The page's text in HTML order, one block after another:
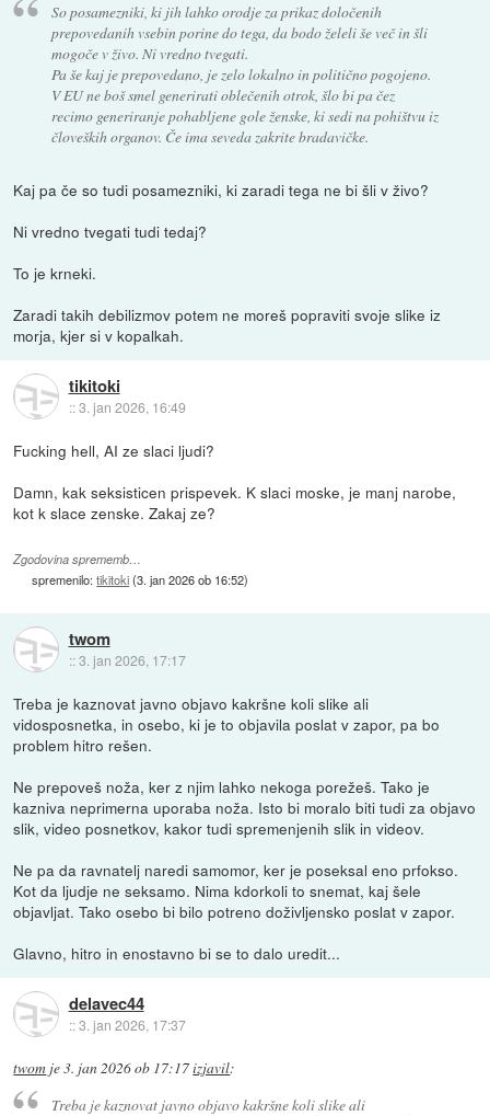
So posamezniki, ki jih lahko orodje za prikaz določenih
prepovedanih vsebin porine do tega, da bodo želeli še več in šli
mogoče v živo. Ni vredno tvegati.
Pa še kaj je prepovedano, je zelo lokalno in politično pogojeno.
V EU ne boš smel generirati oblečenih otrok, šlo bi pa čez
recimo generiranje pohabljene gole ženske, ki sedi na pohištvu iz
človeških organov. Če ima seveda zakrite bradavičke.
Kaj pa če so tudi posamezniki, ki zaradi tega ne bi šli v živo?
Ni vredno tvegati tudi tedaj?
To je krneki.
Zaradi takih debilizmov potem ne moreš popraviti svoje slike iz
morja, kjer si v kopalkah.
tikitoki
::3. jan 2026, 16:49
Fucking hell, AI ze slaci ljudi?
Damn, kak seksisticen prispevek. K slaci moske, je manj narobe,
kot k slace zenske. Zakaj ze?
Zgodovina sprememb…
spremenilo:tikitoki(3. jan 2026 ob 16:52)
twom
::3. jan 2026, 17:17
Treba je kaznovat javno objavo kakršne koli slike ali
vidosposnetka, in osebo, ki je to objavila poslat v zapor, pa bo
problem hitro rešen.
Ne prepoveš noža, ker z njim lahko nekoga porežeš. Tako je
kazniva neprimerna uporaba noža. Isto bi moralo biti tudi za objavo
slik, video posnetkov, kakor tudi spremenjenih slik in videov.
Ne pa da ravnatelj naredi samomor, ker je poseksal eno prfokso.
Kot da ljudje ne seksamo. Nima kdorkoli to snemat, kaj šele
objavljat. Tako osebo bi bilo potreno doživljensko poslat v zapor.
Glavno, hitro in enostavno bi se to dalo uredit...
delavec44
::3. jan 2026, 17:37
twom je3. jan 2026 ob 17:17izjavil:
Treba je kaznovat javno objavo kakršne koli slike ali